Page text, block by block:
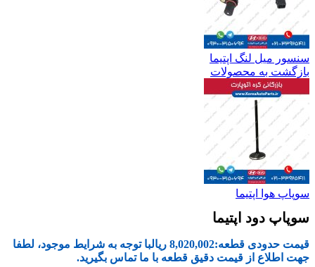
سنسور میل لنگ اپتیما
بازگشت به محصولات
سوپاپ هوا اپتیما
سوپاپ دود اپتیما
قیمت حدودی قطعه:8,020,002 ریالبا توجه به شرایط موجود، لطفا
جهت اطلاع از قیمت دقیق قطعه با ما تماس بگیرید.